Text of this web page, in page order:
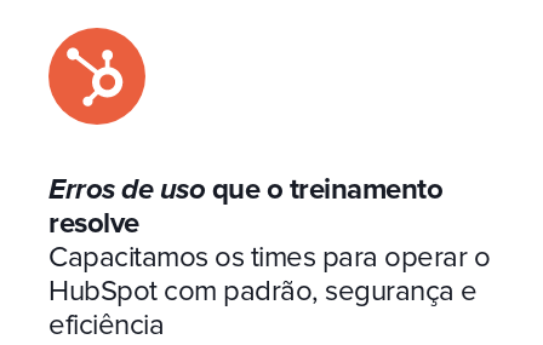
Erros de uso que o treinamento
resolve
Capacitamos os times para operar o
HubSpot com padrão, segurança e
eficiência